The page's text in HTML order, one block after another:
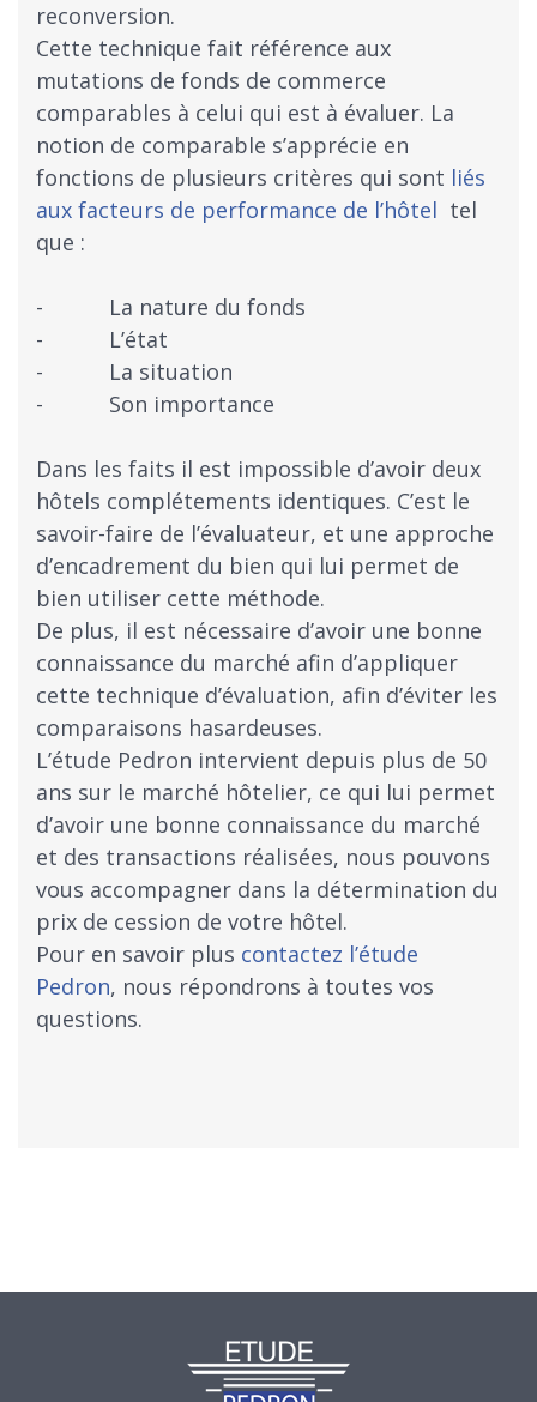
reconversion.
Cette technique fait référence aux
mutations de fonds de commerce
comparables à celui qui est à évaluer. La
notion de comparable s’apprécie en
fonctions de plusieurs critères qui sont liés
aux facteurs de performance de l’hôtel tel
que :
- La nature du fonds
- L’état
- La situation
- Son importance
Dans les faits il est impossible d’avoir deux
hôtels complétements identiques. C’est le
savoir-faire de l’évaluateur, et une approche
d’encadrement du bien qui lui permet de
bien utiliser cette méthode.
De plus, il est nécessaire d’avoir une bonne
connaissance du marché afin d’appliquer
cette technique d’évaluation, afin d’éviter les
comparaisons hasardeuses.
L’étude Pedron intervient depuis plus de 50
ans sur le marché hôtelier, ce qui lui permet
d’avoir une bonne connaissance du marché
et des transactions réalisées, nous pouvons
vous accompagner dans la détermination du
prix de cession de votre hôtel.
Pour en savoir plus contactez l’étude
Pedron, nous répondrons à toutes vos
questions.